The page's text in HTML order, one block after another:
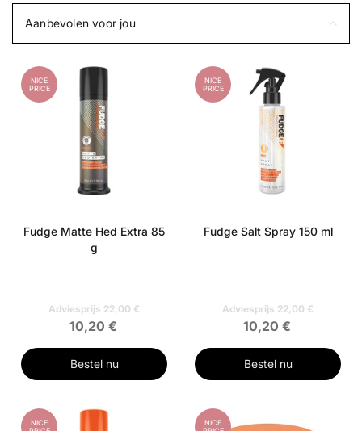
Aanbevolen voor jou
NICE
PRICE
Fudge Matte Hed Extra 85
g
Adviesprijs 22,00 €
10,20 €
Bestel nu
NICE
PRICE
Fudge Salt Spray 150 ml
Adviesprijs 22,00 €
10,20 €
Bestel nu
NICE
NICE